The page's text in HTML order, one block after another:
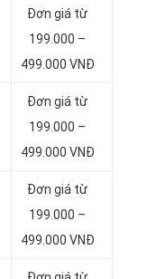
Đơn giá từ
199.000 –
499.000 VNĐ
Đơn giá từ
199.000 –
499.000 VNĐ
Đơn giá từ
199.000 –
499.000 VNĐ